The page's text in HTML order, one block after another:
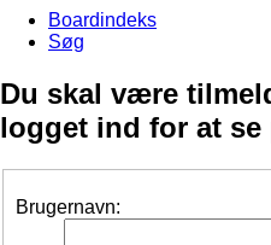
Boardindeks
Søg
Du skal være
logget ind for at se
Brugernavn: